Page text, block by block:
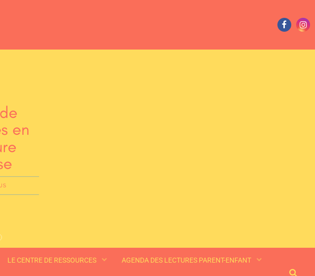
LE CENTRE DE RESSOURCES AGENDA DES LECTURES PARENT-ENFANT